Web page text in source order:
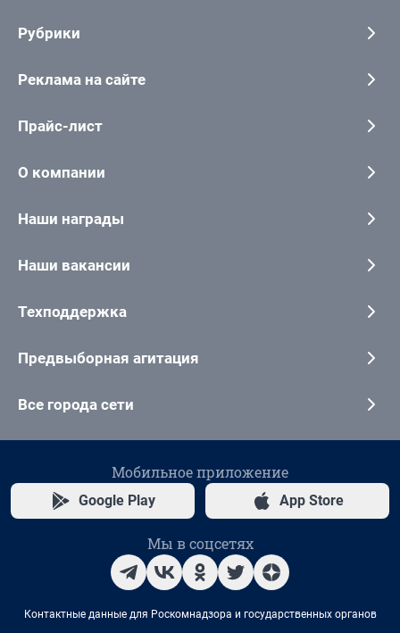
Рубрики
Реклама на сайте
Прайс-лист
О компании
Наши награды
Наши вакансии
Техподдержка
Предвыборная агитация
Все города сети
Мобильное приложение
Google Play App Store
Мы в соцсетях
Контактные данные для Роскомнадзора и государственных органов